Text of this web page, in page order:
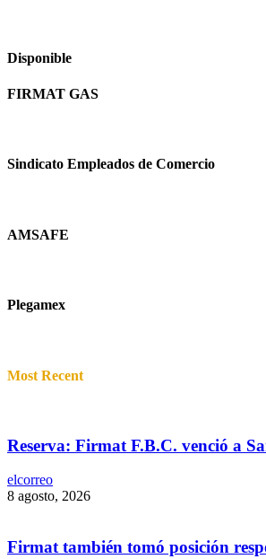
Disponible
FIRMAT GAS
Sindicato Empleados de Comercio
AMSAFE
Plegamex
Most Recent
Reserva: Firmat F.B.C. venció a
elcorreo
8 agosto, 2026
Firmat también tomó posición